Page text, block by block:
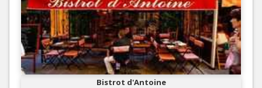
Bistrot d'Antoine